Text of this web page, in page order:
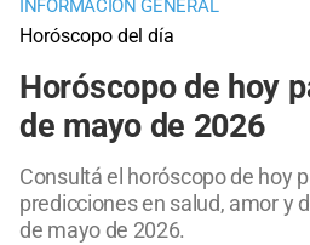
INFORMACIÓN GENERAL
Horóscopo del día
Horóscopo de hoy
de mayo de 2026
Consultá el horóscopo de hoy
predicciones en salud, amor y
de mayo de 2026.